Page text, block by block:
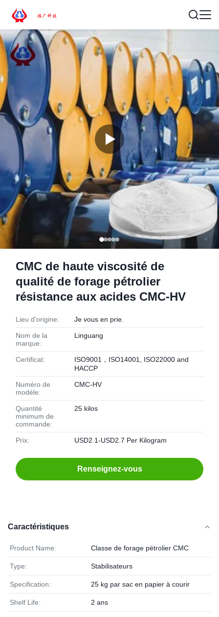
CMC de haute viscosité de
qualité de forage pétrolier
résistance aux acides CMC-HV
Lieu d'origine: Je vous en prie.
Nom de la
marque:
Linguang
Certificat:
ISO9001，ISO14001, ISO22000 and
HACCP
Numéro de
modèle:
CMC-HV
Quantité
minimum de
commande:
25 kilos
Prix: USD2.1-USD2.7 Per Kilogram
Renseignez-vous
Caractéristiques
Product Name: Classe de forage pétrolier CMC
Type: Stabilisateurs
Specification: 25 kg par sac en papier à courir
Shelf Life: 2 ans